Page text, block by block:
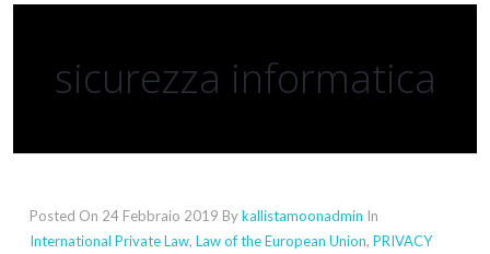
sicurezza informatica
Posted On 24 Febbraio 2019 Bykallistamoonadmin In
International Private Law, Law of the European Union, PRIVACY